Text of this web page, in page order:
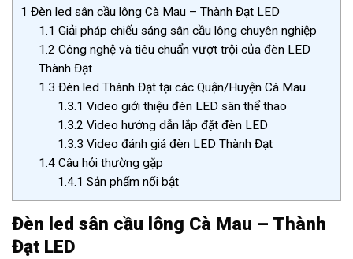
1 Đèn led sân cầu lông Cà Mau – Thành Đạt LED
1.1 Giải pháp chiếu sáng sân cầu lông chuyên nghiệp
1.2 Công nghệ và tiêu chuẩn vượt trội của đèn LED
Thành Đạt
1.3 Đèn led Thành Đạt tại các Quận/Huyện Cà Mau
1.3.1 Video giới thiệu đèn LED sân thể thao
1.3.2 Video hướng dẫn lắp đặt đèn LED
1.3.3 Video đánh giá đèn LED Thành Đạt
1.4 Câu hỏi thường gặp
1.4.1 Sản phẩm nổi bật
Đèn led sân cầu lông Cà Mau – Thành
Đạt LED